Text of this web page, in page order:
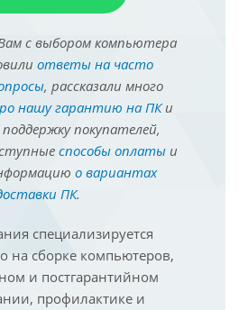
с выбором компьютера
ответы на часто
, рассказали много
нашу гарантию на ПКи
покупателей,
способы оплатыи
о вариантах
ПК.
специализируется
на сборке компьютеров,
и постгарантийном
профилактике и